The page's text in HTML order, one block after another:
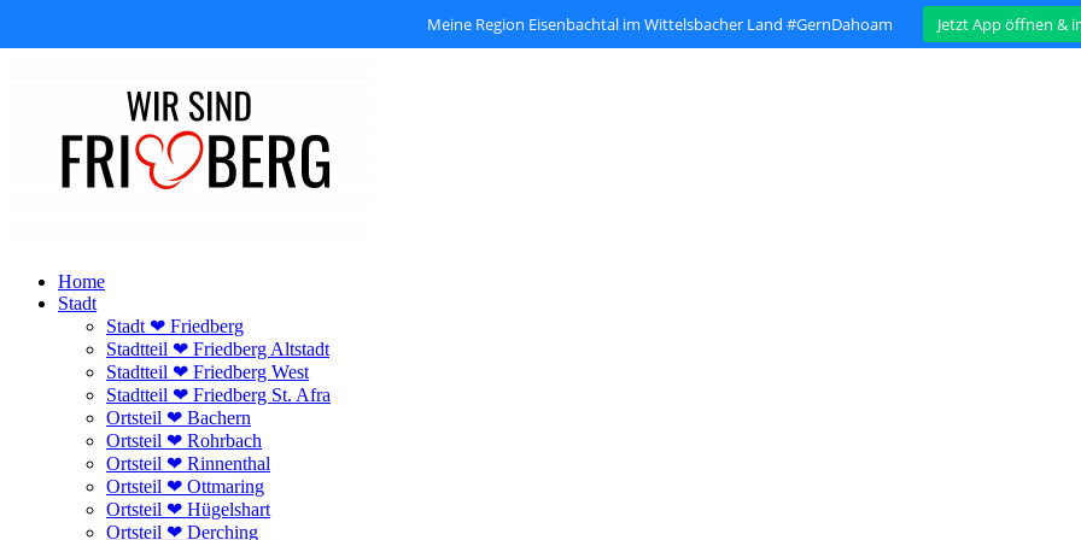
Meine Region Eisenbachtal im Wittelsbacher Land #GernDahoam Jetzt App öffnen &
Home
Stadt
Stadt ❤ Friedberg
Stadtteil ❤ Friedberg Altstadt
Stadtteil ❤ Friedberg West
Stadtteil ❤ Friedberg St. Afra
Ortsteil ❤ Bachern
Ortsteil ❤ Rohrbach
Ortsteil ❤ Rinnenthal
Ortsteil ❤ Ottmaring
Ortsteil ❤ Hügelshart
Ortsteil ❤ Derching